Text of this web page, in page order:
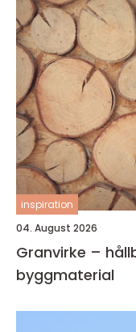
inspiration
04. August 2026
Granvirke –
byggmaterial